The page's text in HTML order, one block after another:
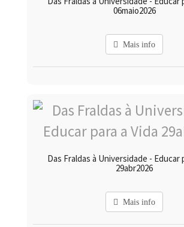
06maio2026
Mais info
Das Fraldas à Universidade - Educar
29abr2026
Mais info